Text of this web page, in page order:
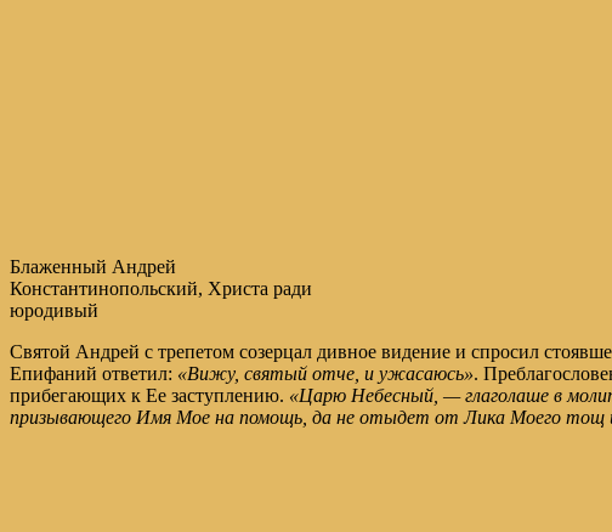
Блаженный Андрей
Константинопольский, Христа ради
юродивый
Святой Андрей с трепетом созерцал дивное видение и спросил
Епифаний ответил: «Вижу, святый отче, и ужасаюсь».
прибегающих к Ее заступлению. «Царю Небесный, — глаголаше в
призывающего Имя Мое на помощь, да не отыдет от Лика Моего тощ